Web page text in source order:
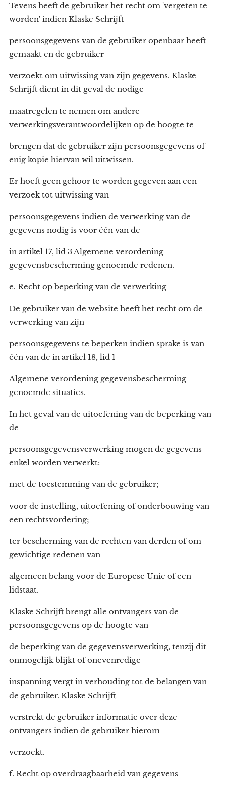
Tevens heeft de gebruiker het recht om 'vergeten te
worden' indien Klaske Schrijft
persoonsgegevens van de gebruiker openbaar heeft
gemaakt en de gebruiker
verzoekt om uitwissing van zijn gegevens. Klaske
Schrijft dient in dit geval de nodige
maatregelen te nemen om andere
verwerkingsverantwoordelijken op de hoogte te
brengen dat de gebruiker zijn persoonsgegevens of
enig kopie hiervan wil uitwissen.
Er hoeft geen gehoor te worden gegeven aan een
verzoek tot uitwissing van
persoonsgegevens indien de verwerking van de
gegevens nodig is voor één van de
in artikel 17, lid 3 Algemene verordening
gegevensbescherming genoemde redenen.
e. Recht op beperking van de verwerking
De gebruiker van de website heeft het recht om de
verwerking van zijn
persoonsgegevens te beperken indien sprake is van
één van de in artikel 18, lid 1
Algemene verordening gegevensbescherming
genoemde situaties.
In het geval van de uitoefening van de beperking van
de
persoonsgegevensverwerking mogen de gegevens
enkel worden verwerkt:
met de toestemming van de gebruiker;
voor de instelling, uitoefening of onderbouwing van
een rechtsvordering;
ter bescherming van de rechten van derden of om
gewichtige redenen van
algemeen belang voor de Europese Unie of een
lidstaat.
Klaske Schrijft brengt alle ontvangers van de
persoonsgegevens op de hoogte van
de beperking van de gegevensverwerking, tenzij dit
onmogelijk blijkt of onevenredige
inspanning vergt in verhouding tot de belangen van
de gebruiker. Klaske Schrijft
verstrekt de gebruiker informatie over deze
ontvangers indien de gebruiker hierom
verzoekt.
f. Recht op overdraagbaarheid van gegevens